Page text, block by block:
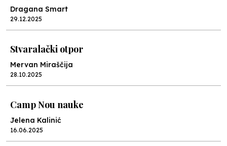
Dragana Smart
29.12.2025
Stvaralački otpor
Mervan Miraščija
28.10.2025
Camp Nou nauke
Jelena Kalinić
16.06.2025